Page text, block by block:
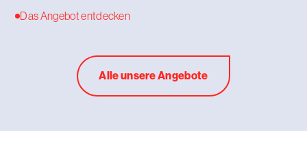
Das Angebot entdecken
Alle unsere Angebote